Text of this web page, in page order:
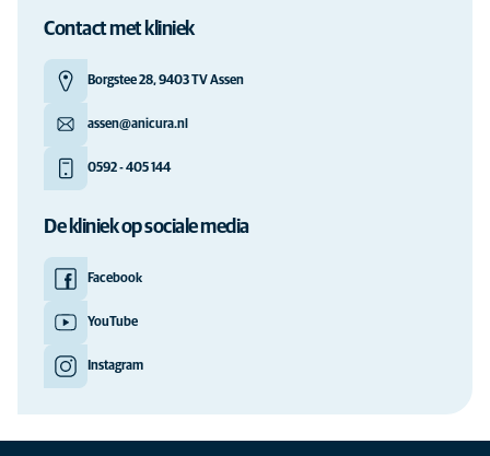
Contact met kliniek
Borgstee 28, 9403 TV Assen
assen@anicura.nl
0592 - 405 144
De kliniek op sociale media
Facebook
YouTube
Instagram